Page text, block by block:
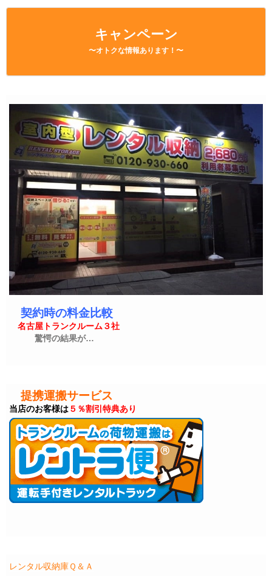
キャンペーン
〜オトクな情報あります！〜
契約時の料金比較
名古屋トランクルーム３社
驚愕の結果が…
提携運搬サービス
当店のお客様は５％割引特典あり
レンタル収納庫Ｑ＆Ａ